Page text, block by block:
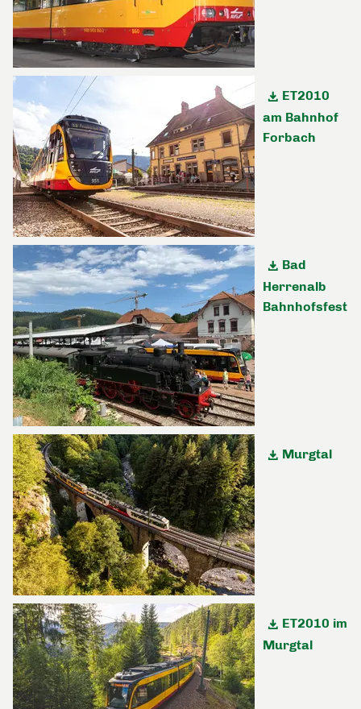
ET2010
am Bahnhof
Forbach
Bad
Herrenalb
Bahnhofsfest
Murgtal
ET2010 im
Murgtal